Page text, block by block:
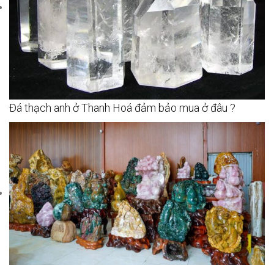
Đá thạch anh ở Thanh Hoá đảm bảo mua ở đâu ?